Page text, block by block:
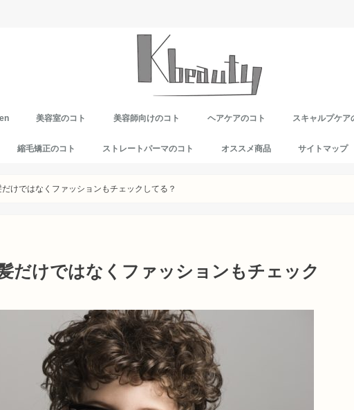
美容室のコト 美容師向けのコト ヘアケアのコト スキャルプケア
縮毛矯正のコト ストレートパーマのコト オススメ商品 サイトマップ
けではなくファッションもチェックしてる？
だけではなくファッションもチェック